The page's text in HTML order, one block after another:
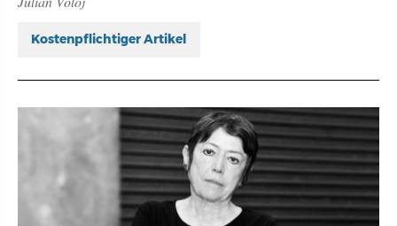
Julian Voloj
Kostenpflichtiger Artikel